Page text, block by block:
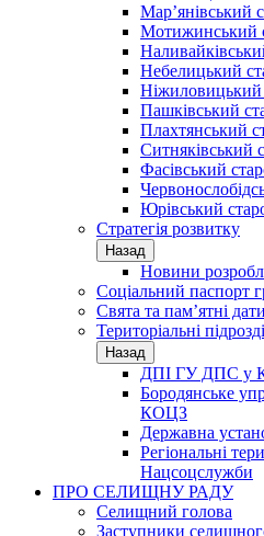
Мар’янівський
Мотижинський
Небелицький
Ніжиловицький
Пашківський
Плахтянський
Ситняківський
Фасівський
Юрівський
Стратегія розвитку
Назад
Новини
Соціальний паспорт
Свята та пам’ятні дати
Територіальні
Назад
ДПІ ГУ ДПС у
Бородянське
КОЦЗ
Державна
Регіональні
Нацсоцслужби
ПРО СЕЛИЩНУ РАДУ
Селищний голова
Заступники